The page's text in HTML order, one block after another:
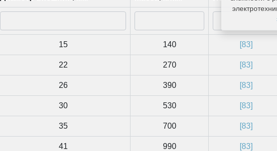
15 140 [83]
22 270 [83]
26 390 [83]
30 530 [83]
35 700 [83]
41 990 [83]